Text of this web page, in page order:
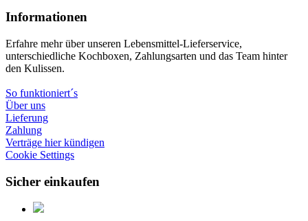
Informationen
Erfahre mehr über unseren Lebensmittel-Lieferservice,
unterschiedliche Kochboxen, Zahlungsarten und das Team hinter
den Kulissen.
So funktioniert´s
Über uns
Lieferung
Zahlung
Verträge hier kündigen
Cookie Settings
Sicher einkaufen